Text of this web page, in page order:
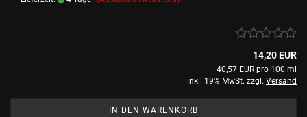
14,20 EUR
40,57 EUR pro 100 ml
inkl. 19% MwSt. zzgl. Versand
IN DEN WARENKORB